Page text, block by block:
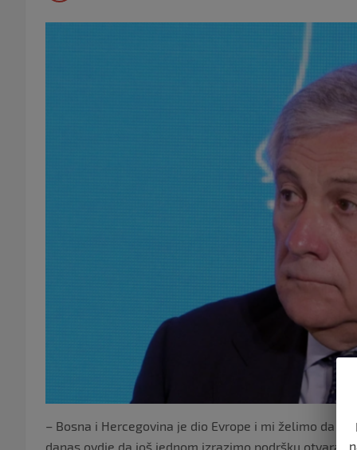
– Bosna i Hercegovina je dio Evrope i mi želimo da
danas ovdje da još jednom izrazimo podršku